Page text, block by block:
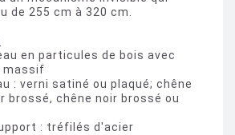
de 255 cm à 320 cm.
en particules de bois avec
massif
: verni satiné ou plaqué; chêne
brossé, chêne noir brossé ou
: tréfilés d'acier